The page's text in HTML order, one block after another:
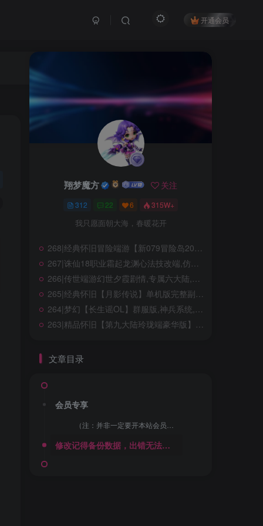
开通会员
翔梦魔方 关注
312 22 6 315W+
我只愿面朝大海，春暖花开
268|经典怀旧冒险端游【新079冒险岛20大陆】修复版,特色群服玩法,带详细玩法攻略+GM后台+局域外网教程
267|诛仙18职业霜起龙渊心法技改端,仿官玩法，含完整心法+技能特效+GM工具及教程
266|传世端游幻世夕霞剧情,专属六大陆,带攻略,自动打怪,拾取,一键回收+局域外网搭建教程
265|经典怀旧【月影传说】单机版完整副本任务,修复等级上限,门派加入限制+视频教程
264|梦幻【长生谣OL】群服版,神兵系统,装备晋升,助战组队等超玩法+全套源码及局域外网架设教程
263|精品怀旧【第九大陆玲珑端豪华版】五职业最新整理，配任务物品代码+GM配套工具及命令+视频教程
文章目录
会员专享
修改记得备份数据，出错无法恢复！一切修改，与本店（站）无关！
翔梦魔方 关注
312 22 315W+
我只愿面朝大海，春暖花开
268|经典怀旧冒险端游【新079冒险岛20大陆】修复版,特色群服玩法,带详细玩法攻略+GM后台+局域外网教程
267|诛仙18职业霜起龙渊心法技改端,仿官玩法，含完整心法+技能特效+GM工具及教程
266|传世端游幻世夕霞剧情,专属六大陆,带攻略,自动打怪,拾取,一键回收+局域外网搭建教程
264|梦幻【长生谣OL】群服版,神兵系统,装备晋升,助战组队等超玩法+全套源码及局域外网架设教程
支付宝赞助
99-赞助VIP包含本站所有游戏资源！